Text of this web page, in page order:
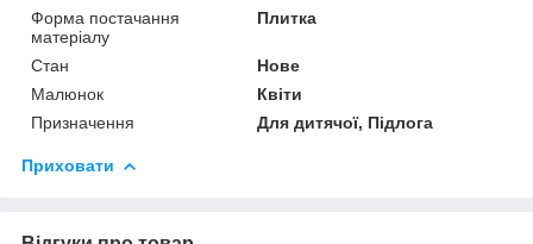
Форма постачання
матеріалу
Плитка
Стан
Нове
Малюнок
Квіти
Призначення
Для дитячої, Підлога
Приховати